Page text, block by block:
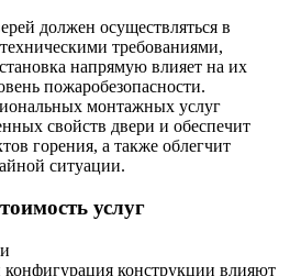
должен осуществляться в
требованиями,
напрямую влияет на их
пожаробезопасности.
монтажных услуг
свойств двери и обеспечит
горения, а также облегчит
ситуации.
услуг
конструкции влияют